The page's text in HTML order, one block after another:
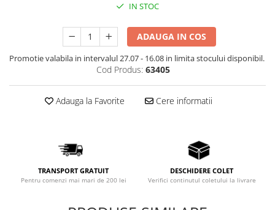
Par, piele si unghii
Probleme articulare
Prostata
Protector hepatic
Sanatatea ochilor
Sistemul circulator
Sistemul muscular
IN STOC
ADAUGA IN COS
Promotie valabila in intervalul 27.07 - 16.08 in limita stocului disponibil.
Cod Produs: 63405
Adauga la Favorite Cere informatii
TRANSPORT GRATUIT
Pentru comenzi mai mari de 200 lei
DESCHIDERE COLET
Verifici continutul coletului la livrare